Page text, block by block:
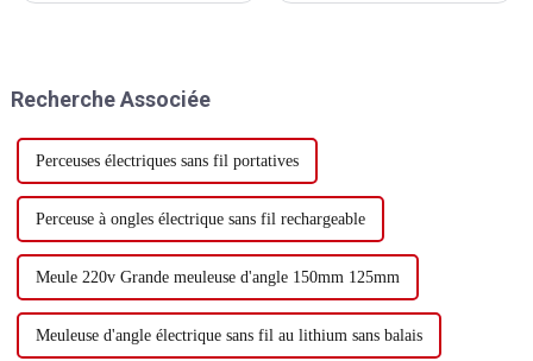
nettoyage industriel sera
Recherche Associée
Perceuses électriques sans fil portatives
Perceuse à ongles électrique sans fil rechargeable
Meule 220v Grande meuleuse d'angle 150mm 125mm
Meuleuse d'angle électrique sans fil au lithium sans balais